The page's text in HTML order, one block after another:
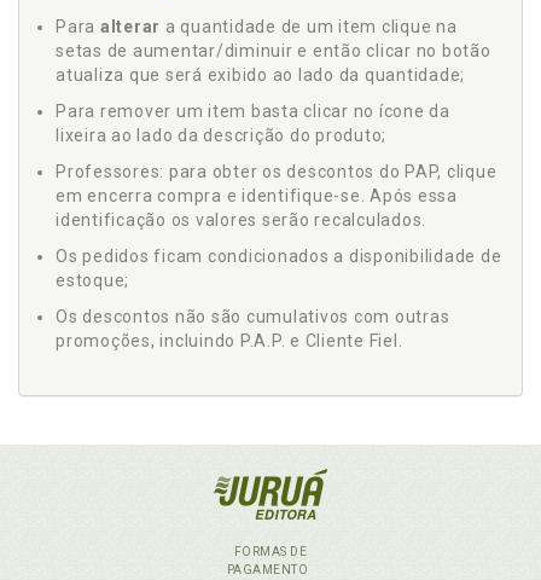
Para alterar a quantidade de um item clique na
setas de aumentar/diminuir e então clicar no botão
atualiza que será exibido ao lado da quantidade;
Para remover um item basta clicar no ícone da
lixeira ao lado da descrição do produto;
Professores: para obter os descontos do PAP, clique
em encerra compra e identifique-se. Após essa
identificação os valores serão recalculados.
Os pedidos ficam condicionados a disponibilidade de
estoque;
Os descontos não são cumulativos com outras
promoções, incluindo P.A.P. e Cliente Fiel.
FORMAS DE
PAGAMENTO